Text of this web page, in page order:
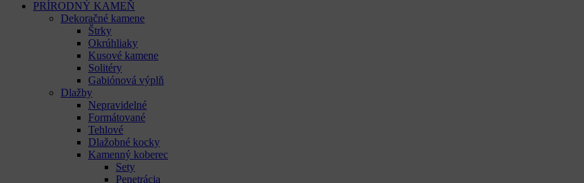
PRÍRODNÝ KAMEŇ
Dekoračné kamene
Štrky
Okrúhliaky
Kusové kamene
Solitéry
Gabiónová výplň
Dlažby
Nepravidelné
Formátované
Tehlové
Dlažobné kocky
Kamenný koberec
Sety
Penetrácia